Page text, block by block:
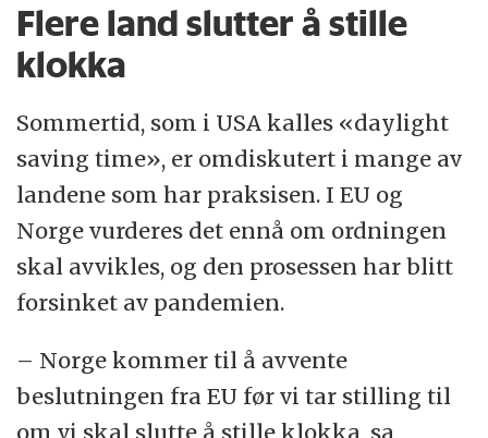
Flere land slutter å stille
klokka
Sommertid, som i USA kalles «daylight
saving time», er omdiskutert i mange av
landene som har praksisen. I EU og
Norge vurderes det ennå om ordningen
skal avvikles, og den prosessen har blitt
forsinket av pandemien.
– Norge kommer til å avvente
beslutningen fra EU før vi tar stilling til
om vi skal slutte å stille klokka, sa